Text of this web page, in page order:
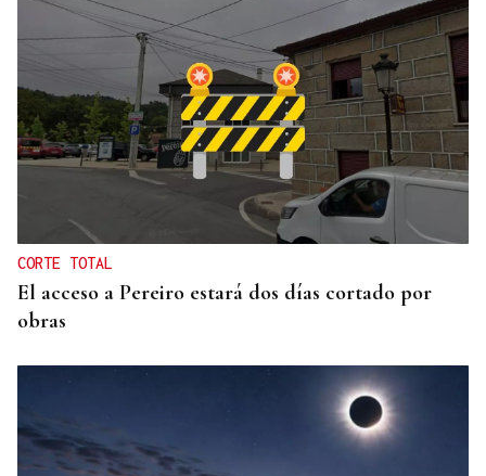
INCUMPLIMIENTO LEGAL
Turismo veta la “Ruta del Narcotráfico” de
Laureano Oubiña por no cumplir con la Ley de
Turismo de Galicia
CORTE TOTAL
El acceso a Pereiro estará dos días cortado por
obras